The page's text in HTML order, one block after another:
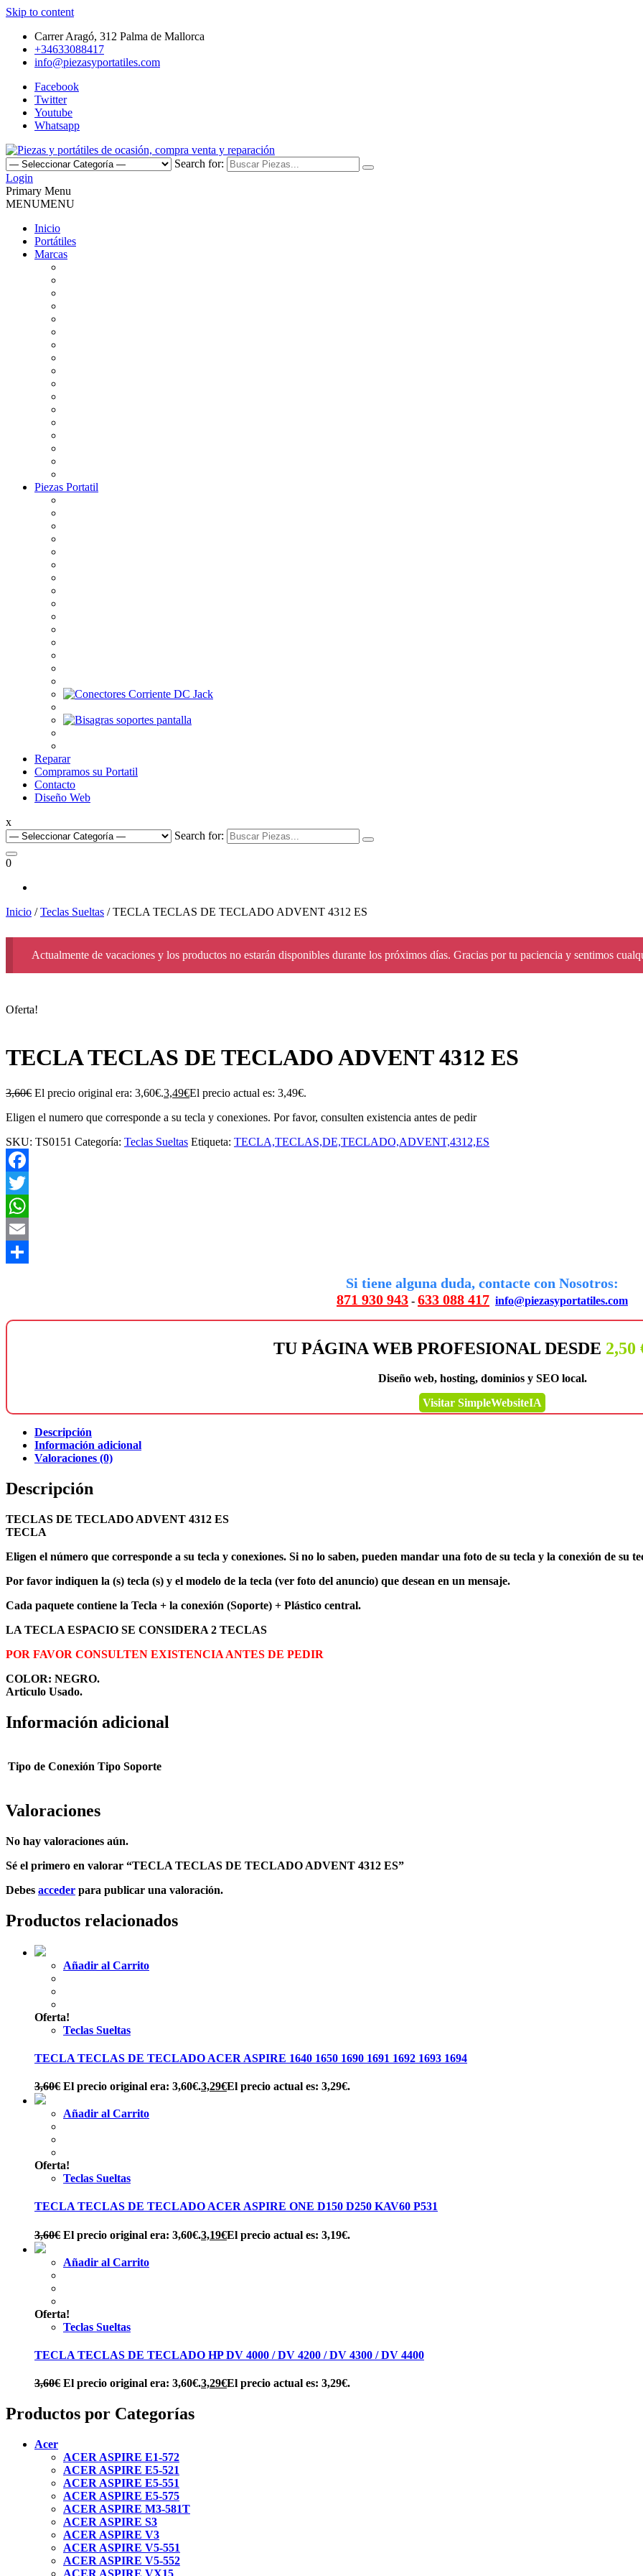
Skip to content
Carrer Aragó, 312 Palma de Mallorca
+34633088417
info@piezasyportatiles.com
Facebook
Twitter
Youtube
Whatsapp
Piezas y portátiles de ocasión, compra venta y reparación
Todo lo que necesitas para reparar tu portatil, Pantallas, Teclas, Teclados, Baterías, Carcasas, Placas, Gráficas, Procesadores, Ventiladores
Search for:
Login
Primary Menu
MENUMENU
Inicio
Portátiles
Marcas
Piezas Portatil
Reparar
Compramos su Portatil
Contacto
Diseño Web
x
Search for:
0
Inicio /Teclas Sueltas / TECLA TECLAS DE TECLADO ADVENT 4312 ES
Actualmente de vacaciones y los productos no estarán disponibles durante los próximos días. Gracias por tu paciencia y sentimos
Oferta!
TECLA TECLAS DE TECLADO ADVENT 4312 ES
3,60€ El precio original era: 3,60€.3,49€El precio actual es: 3,49€.
Eligen el numero que corresponde a su tecla y conexiones. Por favor, consulten existencia antes de pedir
SKU: TS0151 Categoría: Teclas Sueltas Etiqueta: TECLA,TECLAS,DE,TECLADO,ADVENT,4312,ES
Facebook
Twitter
WhatsApp
Email
Si tiene alguna duda, contacte con Nosotros:
871 930 943 - 633 088 417 info@piezasyportatiles.com
TU PÁGINA WEB PROFESIONAL DESDE 2,50
Diseño web, hosting, dominios y SEO local.
Visitar SimpleWebsiteIA
Descripción
Información adicional
Valoraciones (0)
Descripción
TECLAS DE TECLADO ADVENT 4312 ES
TECLA
Eligen el número que corresponde a su tecla y conexiones. Si no lo saben, pueden mandar una foto de su tecla y la conexión de su
Por favor indiquen la (s) tecla (s) y el modelo de la tecla (ver foto del anuncio) que desean en un mensaje.
Cada paquete contiene la Tecla + la conexión (Soporte) + Plástico central.
LA TECLA ESPACIO SE CONSIDERA 2 TECLAS
POR FAVOR CONSULTEN EXISTENCIA ANTES DE PEDIR
COLOR: NEGRO.
Articulo Usado.
Información adicional
Tipo de Conexión Tipo Soporte
Valoraciones
No hay valoraciones aún.
Sé el primero en valorar “TECLA TECLAS DE TECLADO ADVENT 4312 ES”
Debes acceder para publicar una valoración.
Productos relacionados
Añadir al Carrito
Oferta!
Teclas Sueltas
TECLA TECLAS DE TECLADO ACER ASPIRE 1640 1650 1690 1691 1692 1693 1694
3,60€ El precio original era: 3,60€.3,29€El precio actual es: 3,29€.
Añadir al Carrito
Oferta!
Teclas Sueltas
TECLA TECLAS DE TECLADO ACER ASPIRE ONE D150 D250 KAV60 P531
3,60€ El precio original era: 3,60€.3,19€El precio actual es: 3,19€.
Añadir al Carrito
Oferta!
Teclas Sueltas
TECLA TECLAS DE TECLADO HP DV 4000 / DV 4200 / DV 4300 / DV 4400
3,60€ El precio original era: 3,60€.3,29€El precio actual es: 3,29€.
Productos por Categorías
Acer
ACER ASPIRE E1-572
ACER ASPIRE E5-521
ACER ASPIRE E5-551
ACER ASPIRE E5-575
ACER ASPIRE M3-581T
ACER ASPIRE S3
ACER ASPIRE V3
ACER ASPIRE V5-551
ACER ASPIRE V5-552
ACER ASPIRE VX15